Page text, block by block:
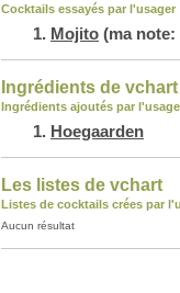
Cocktails essayés par l'usager
Mojito (ma note:
Ingrédients de vchart
Ingrédients ajoutés par
Hoegaarden
Les listes de vchart
Listes de cocktails crées par
Aucun résultat